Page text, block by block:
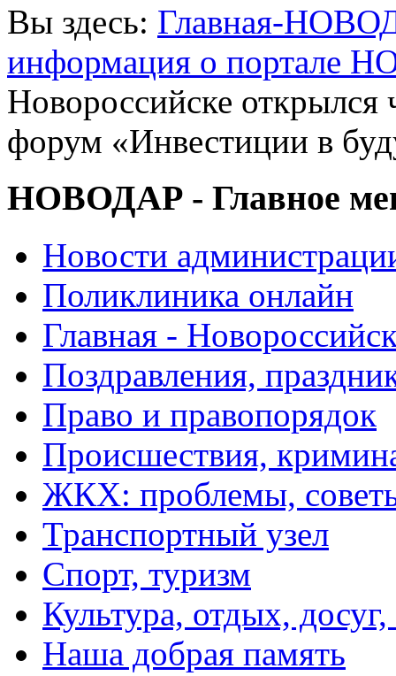
Вы здесь: Главная-
информация о портале
Новороссийске
форум «Инвестиции в
НОВОДАР - Главное
Новости
Поликлиника онлайн
Главная -
Поздравления,
Право и правопорядок
Происшествия,
ЖКХ: проблемы,
Транспортный узел
Спорт, туризм
Культура, отдых,
Наша добрая память